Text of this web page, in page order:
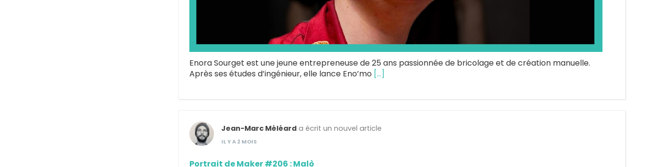
Enora Sourget est une jeune entrepreneuse de 25 ans passionnée de bricolage et de création manuelle.
Après ses études d’ingénieur, elle lance Eno’mo […]
Jean-Marc Méléard a écrit un nouvel article
IL Y A 2 MOIS
Portrait de Maker #206 : Malò